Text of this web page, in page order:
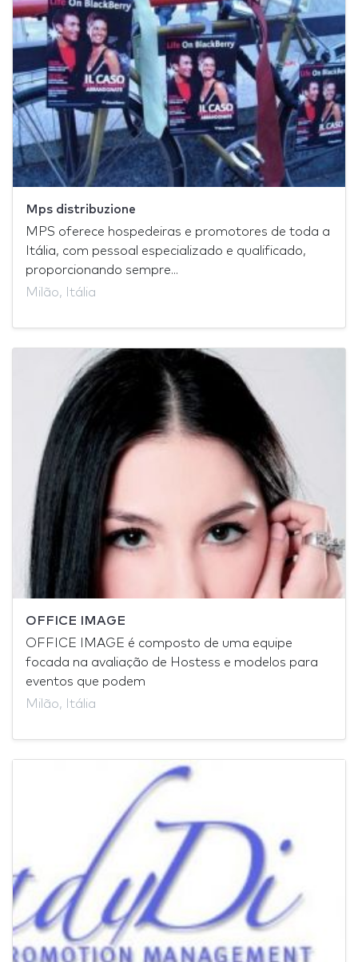
Mps distribuzione
MPS oferece hospedeiras e promotores de toda a
Itália, com pessoal especializado e qualificado,
proporcionando sempre...
Milão, Itália
OFFICE IMAGE
OFFICE IMAGE é composto de uma equipe
focada na avaliação de Hostess e modelos para
eventos que podem
Milão, Itália